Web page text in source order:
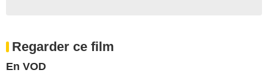
Regarder ce film
En VOD